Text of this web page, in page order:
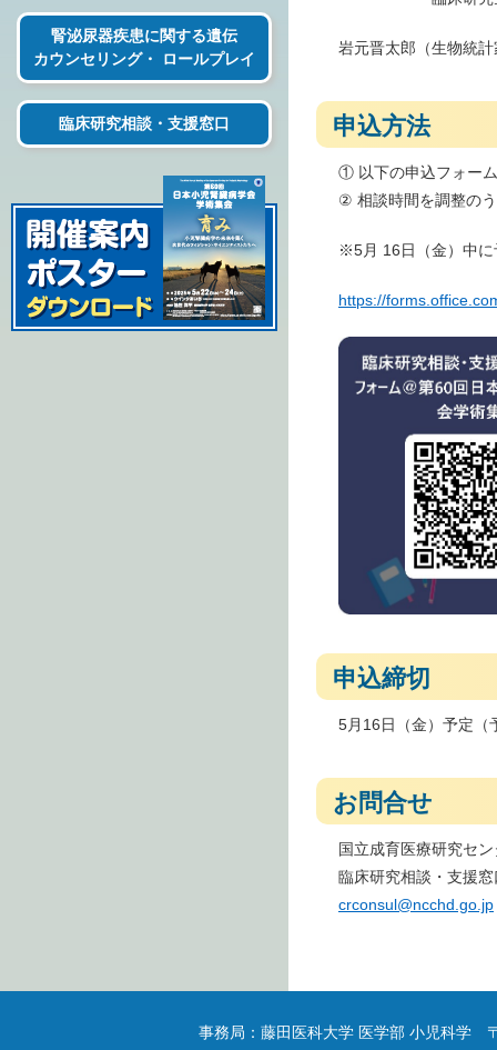
腎泌尿器疾患に関する遺伝
カウンセリング・ ロールプレイ
臨床研究相談・支援窓口
岩元晋太郎（生物統
申込方法
① 以下の申込フォー
② 相談時間を調整の
※5月 16日（金）中に
https://
申込締切
5月16日（金）予定（
お問合せ
国立成育医療研究セ
臨床研究相談・支援窓
crconsul@ncchd.go.jp
事務局：藤田医科大学 医学部 小児科学